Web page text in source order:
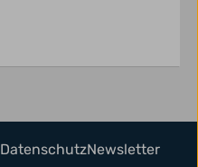
DatenschutzNewsletter